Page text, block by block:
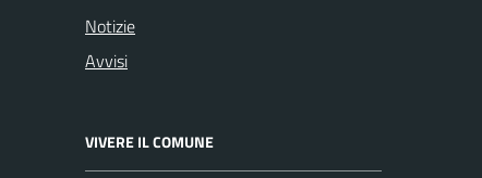
Notizie
Avvisi
VIVERE IL COMUNE